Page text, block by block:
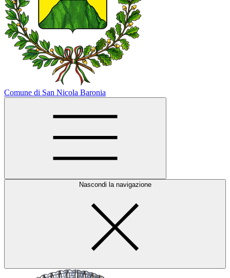
Comune di San Nicola Baronia
Nascondi la navigazione